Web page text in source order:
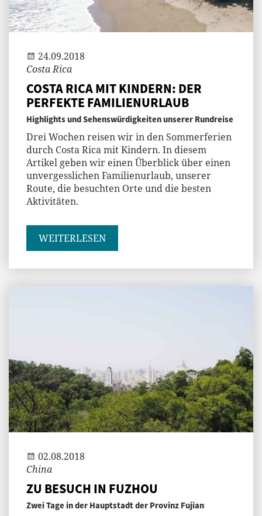
24.09.2018
Costa Rica
COSTA RICA MIT KINDERN: DER
PERFEKTE FAMILIENURLAUB
Highlights und Sehenswürdigkeiten unserer Rundreise
Drei Wochen reisen wir in den Sommerferien
durch Costa Rica mit Kindern. In diesem
Artikel geben wir einen Überblick über einen
unvergesslichen Familienurlaub, unserer
Route, die besuchten Orte und die besten
Aktivitäten.
WEITERLESEN
Andi
02.08.2018
China
ZU BESUCH IN FUZHOU
Zwei Tage in der Hauptstadt der Provinz Fujian